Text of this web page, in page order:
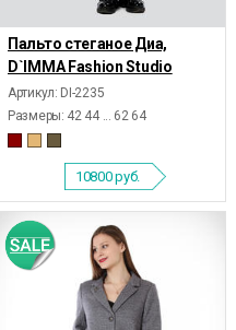
Пальто стеганое Диа,
D`IMMA Fashion Studio
Артикул: DI-2235
Размеры: 42 44 ... 62 64
10800руб.